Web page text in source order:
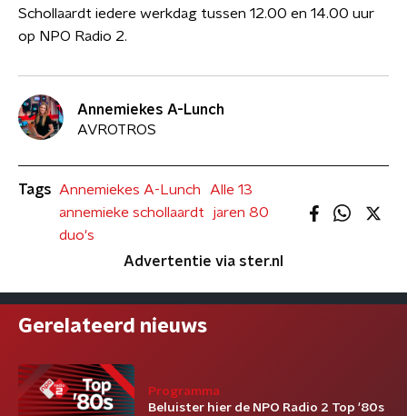
Schollaardt iedere werkdag tussen 12.00 en 14.00 uur
op NPO Radio 2.
Annemiekes A-Lunch
AVROTROS
Tags Annemiekes A-Lunch
Alle 13
annemieke schollaardt
jaren 80
duo's
Advertentie via ster.nl
Gerelateerd nieuws
Programma
Beluister hier de NPO Radio 2 Top '80s